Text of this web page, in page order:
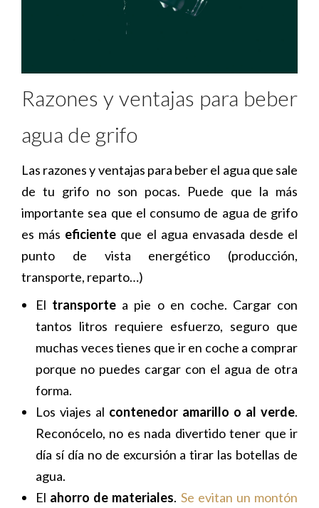
Razones y ventajas para beber
agua de grifo
Las razones y ventajas para beber el agua que sale
de tu grifo no son pocas. Puede que la más
importante sea que el consumo de agua de grifo
es más eficiente que el agua envasada desde el
punto de vista energético (producción,
transporte, reparto…)
El transporte a pie o en coche. Cargar con
tantos litros requiere esfuerzo, seguro que
muchas veces tienes que ir en coche a comprar
porque no puedes cargar con el agua de otra
forma.
Los viajes al contenedor amarillo o al verde.
Reconócelo, no es nada divertido tener que ir
día sí día no de excursión a tirar las botellas de
agua.
El ahorro de materiales. Se evitan un montón